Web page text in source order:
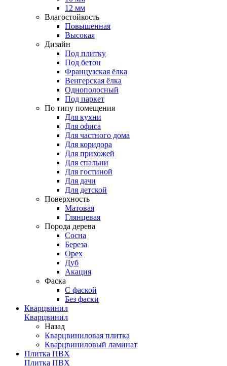
12 мм
Влагостойкость
Повышенная
Высокая
Дизайн
Под плитку
Под бетон
Французская ёлка
Венгерская ёлка
Однополосный
Под паркет
По типу помещения
Для кухни
Для офиса
Для частного дома
Для коридора
Для прихожей
Для спальни
Для гостиной
Для дачи
Для детской
Поверхность
Матовая
Глянцевая
Порода дерева
Сосна
Береза
Орех
Дуб
Акация
Фаска
С фаской
Без фаски
Кварцвинил
Кварцвинил
Назад
Кварцвиниловая плитка
Кварцвиниловый ламинат
Плитка ПВХ
Плитка ПВХ